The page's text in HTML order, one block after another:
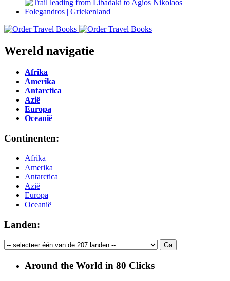
Wereld navigatie
Afrika
Amerika
Antarctica
Azië
Europa
Oceanië
Continenten:
Afrika
Amerika
Antarctica
Azië
Europa
Oceanië
Landen:
Around the World in 80 Clicks